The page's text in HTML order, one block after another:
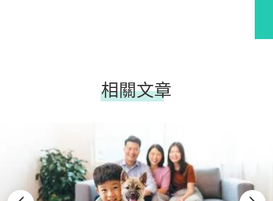
相關文章